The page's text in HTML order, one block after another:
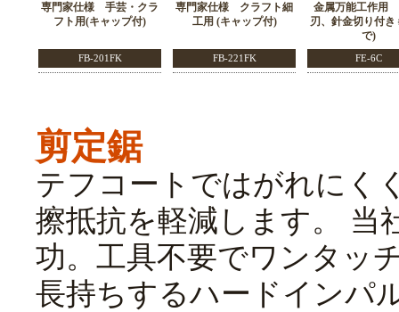
専門家仕様 手芸・クラ
フト用(キャップ付)
FB-201FK
専門家仕様 クラフト細
工用 (キャップ付)
FB-221FK
金属万能工作用
刃、針金切り付き
で)
FE-6C
剪定鋸
テフコートではがれにく
擦抵抗を軽減します。 当
功。工具不要でワンタッ
長持ちするハードインパ